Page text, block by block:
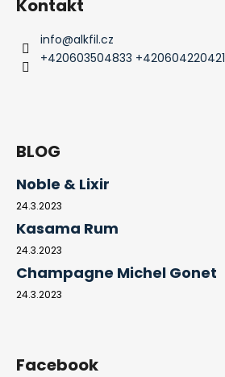
Kontakt
info@alkfil.cz
+420603504833 +420604220421
BLOG
Noble & Lixir
24.3.2023
Kasama Rum
24.3.2023
Champagne Michel Gonet
24.3.2023
Facebook